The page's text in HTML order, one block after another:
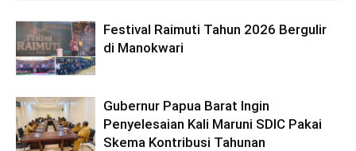
Festival Raimuti Tahun 2026 Bergulir
di Manokwari
Gubernur Papua Barat Ingin
Penyelesaian Kali Maruni SDIC Pakai
Skema Kontribusi Tahunan